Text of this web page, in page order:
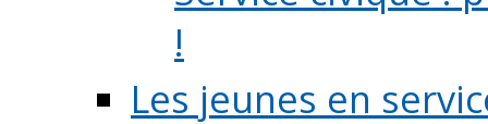
!
Les jeunes en